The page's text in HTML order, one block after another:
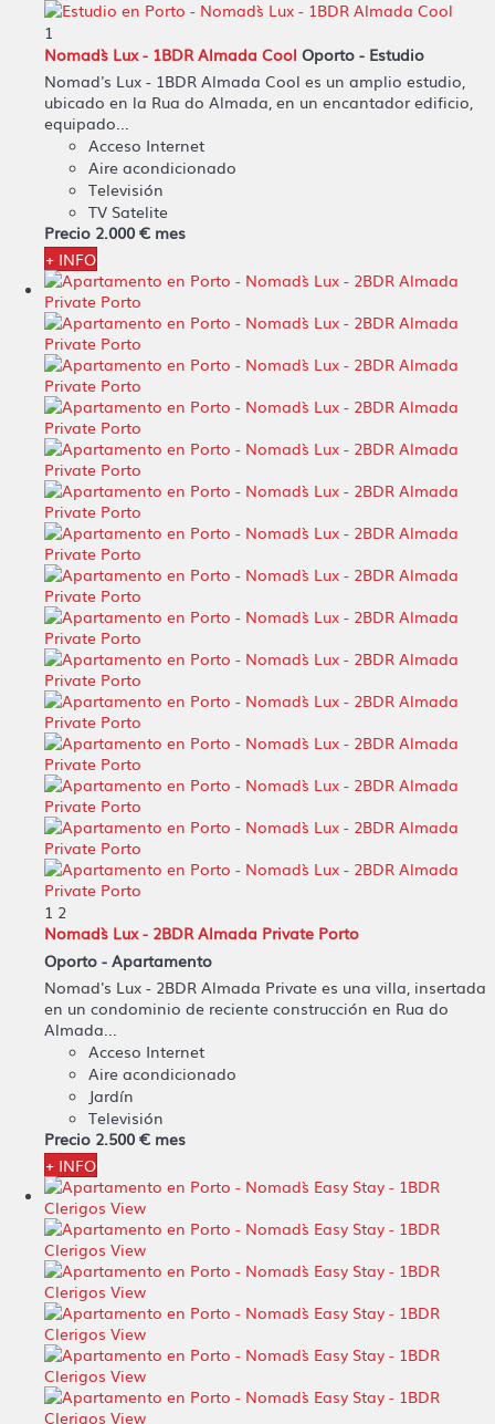
1
Nomad`s Lux - 1BDR Almada Cool Oporto - Estudio
Nomad's Lux - 1BDR Almada Cool es un amplio estudio,
ubicado en la Rua do Almada, en un encantador edificio,
equipado...
Acceso Internet
Aire acondicionado
Televisión
TV Satelite
Precio 2.000 € mes
+ INFO
1 2
Nomad`s Lux - 2BDR Almada Private Porto
Oporto - Apartamento
Nomad's Lux - 2BDR Almada Private es una villa, insertada
en un condominio de reciente construcción en Rua do
Almada...
Acceso Internet
Aire acondicionado
Jardín
Televisión
Precio 2.500 € mes
+ INFO